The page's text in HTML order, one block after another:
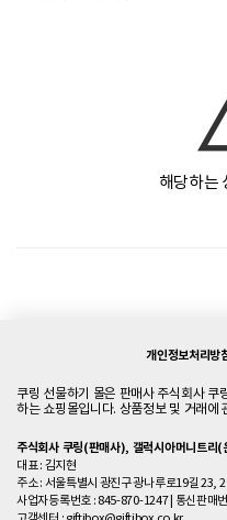
해당하는
개인정보처리방
쿠링 선물하기 몰은 판매사 주식회사 쿠
하는 쇼핑몰입니다. 상품정보 및 거래에
주식회사 쿠링(판매사), 갤럭시아머니트리(
대표 : 김지현
주소 : 서울특별시 광진구 광나루로19길 23,
사업자등록번호 : 845-870-1247| 통신판매